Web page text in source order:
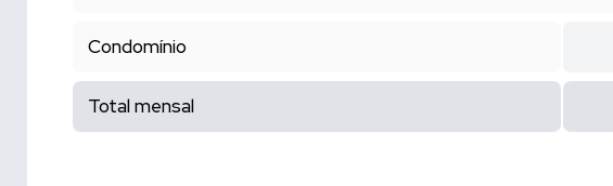
Condomínio
Total mensal